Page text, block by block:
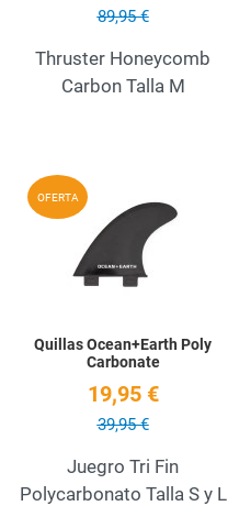
89,95 €
Thruster Honeycomb
Carbon Talla M
OFERTA
Quillas Ocean+Earth Poly
Carbonate
19,95 €
39,95 €
Juegro Tri Fin
Polycarbonato Talla S y L